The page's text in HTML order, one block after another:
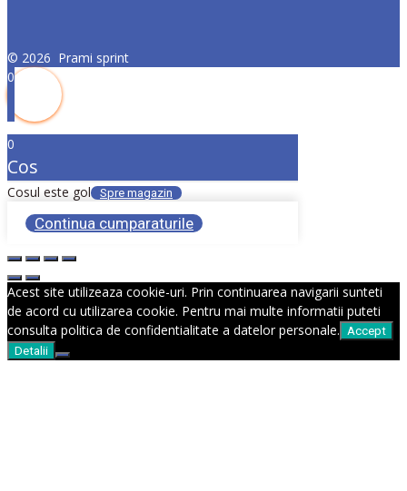
© 2026 Prami sprint
0
0
Cos
Cosul este gol Spre magazin
Continua cumparaturile
Acest site utilizeaza cookie-uri. Prin continuarea navigarii sunteti
de acord cu utilizarea cookie. Pentru mai multe informatii puteti
consulta politica de confidentialitate a datelor personale. Accept
Detalii